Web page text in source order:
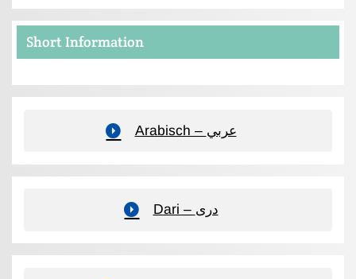
Short Information
Arabisch – عربي
Dari – دری